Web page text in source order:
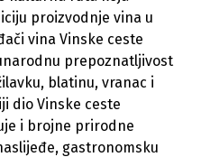
proizvodnje vina u
vina Vinske ceste
prepoznatljivost
blatinu, vranac i
dio Vinske ceste
i brojne prirodne
gastronomsku